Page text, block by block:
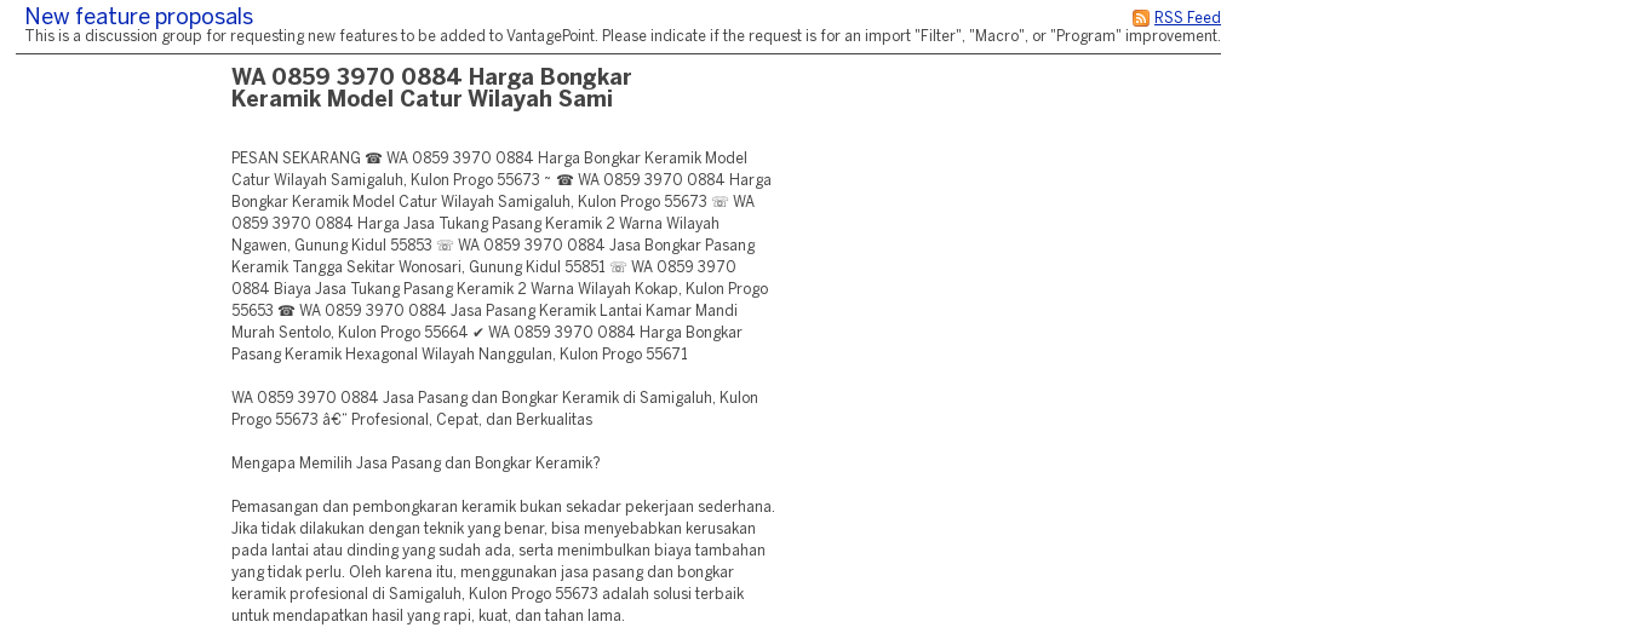
RSS Feed
New feature proposals
This is a discussion group for requesting new features to be added to VantagePoint. Please indicate if the request is for an import "Filter", "Macro", or "Program" improvement.
WA 0859 3970 0884 Harga Bongkar
Keramik Model Catur Wilayah Sami
PESAN SEKARANG ☎ WA 0859 3970 0884 Harga Bongkar Keramik Model
Catur Wilayah Samigaluh, Kulon Progo 55673 ~ ☎ WA 0859 3970 0884 Harga
Bongkar Keramik Model Catur Wilayah Samigaluh, Kulon Progo 55673 ☏ WA
0859 3970 0884 Harga Jasa Tukang Pasang Keramik 2 Warna Wilayah
Ngawen, Gunung Kidul 55853 ☏ WA 0859 3970 0884 Jasa Bongkar Pasang
Keramik Tangga Sekitar Wonosari, Gunung Kidul 55851 ☏ WA 0859 3970
0884 Biaya Jasa Tukang Pasang Keramik 2 Warna Wilayah Kokap, Kulon Progo
55653 ☎ WA 0859 3970 0884 Jasa Pasang Keramik Lantai Kamar Mandi
Murah Sentolo, Kulon Progo 55664 ✔ WA 0859 3970 0884 Harga Bongkar
Pasang Keramik Hexagonal Wilayah Nanggulan, Kulon Progo 55671
WA 0859 3970 0884 Jasa Pasang dan Bongkar Keramik di Samigaluh, Kulon
Progo 55673 â€“ Profesional, Cepat, dan Berkualitas
Mengapa Memilih Jasa Pasang dan Bongkar Keramik?
Pemasangan dan pembongkaran keramik bukan sekadar pekerjaan sederhana.
Jika tidak dilakukan dengan teknik yang benar, bisa menyebabkan kerusakan
pada lantai atau dinding yang sudah ada, serta menimbulkan biaya tambahan
yang tidak perlu. Oleh karena itu, menggunakan jasa pasang dan bongkar
keramik profesional di Samigaluh, Kulon Progo 55673 adalah solusi terbaik
untuk mendapatkan hasil yang rapi, kuat, dan tahan lama.